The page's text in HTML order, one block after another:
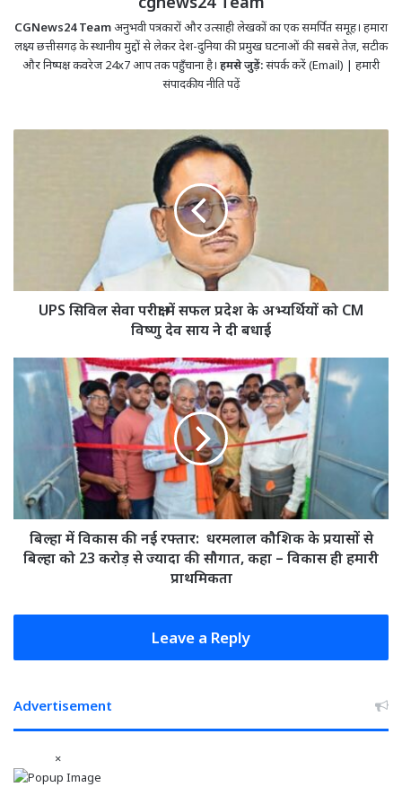
CGNews24 Teamअनुभवी पत्रकारों और उत्साही लेखकों का एक समर्पित समूह। हमारा
लक्ष्य छत्तीसगढ़ के स्थानीय मुद्दों से लेकर देश-दुनिया की प्रमुख घटनाओं की सबसे तेज़, सटीक
और निष्पक्ष कवरेज 24x7 आप तक पहुँचाना है। हमसे जुड़ें:संपर्क करें (Email) | हमारी
संपादकीय नीति पढ़ें
अभ्यर्थियों
साय
UPS सिविल सेवा परीक्षा में सफल प्रदेश के अभ्यर्थियों को CM
विष्णु देव साय ने दी बधाई
विकास
धरमलाल
कौशिक
के
प्रयासों
23
सौगात,
ही
बिल्हा में विकास की नई रफ्तार: धरमलाल कौशिक के प्रयासों से
बिल्हा को 23 करोड़ से ज्यादा की सौगात, कहा – विकास ही हमारी
प्राथमिकता
Leave a Reply
Advertisement
×